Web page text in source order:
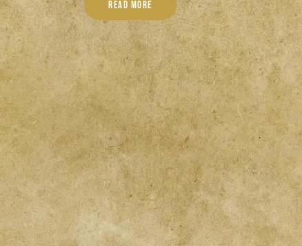
READ MORE